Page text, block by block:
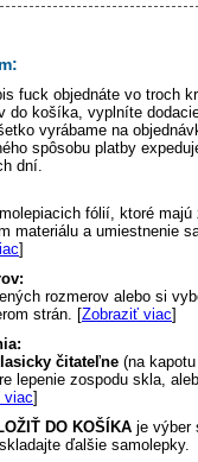
fuck objednáte vo troch
do košíka, vyplníte
vyrábame na
spôsobu platby
dní.
fólií, ktoré
materiálu a umiestnenie
]
rozmerov alebo si
strán. [Zobraziť viac]
čitateľne (na
lepenie zospodu skla,
viac]
DO KOŠÍKA je výber
ďalšie samolepky.